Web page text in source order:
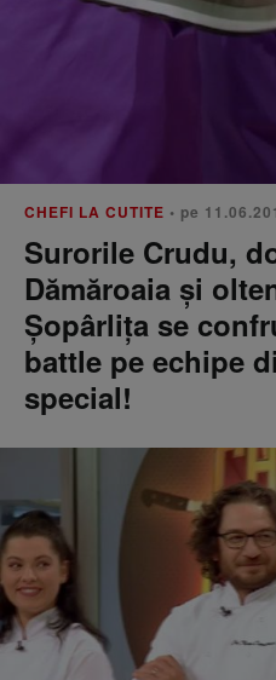
CHEFI LA CUTITE • pe
Surorile Crudu,
Dămăroaia şi
Şopârliţa se
battle pe echipe
special!